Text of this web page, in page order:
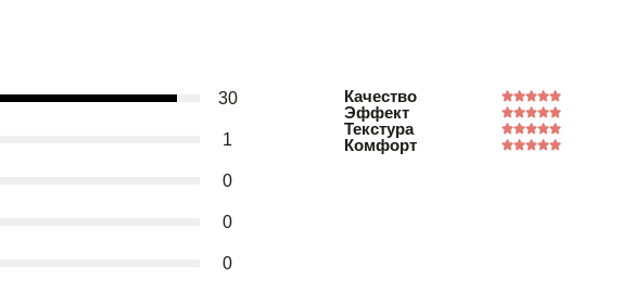
30
1
0
0
0
Качество
Эффект
Текстура
Комфорт